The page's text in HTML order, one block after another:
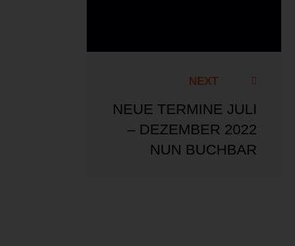
NEXT
NEUE TERMINE JULI
– DEZEMBER 2022
NUN BUCHBAR